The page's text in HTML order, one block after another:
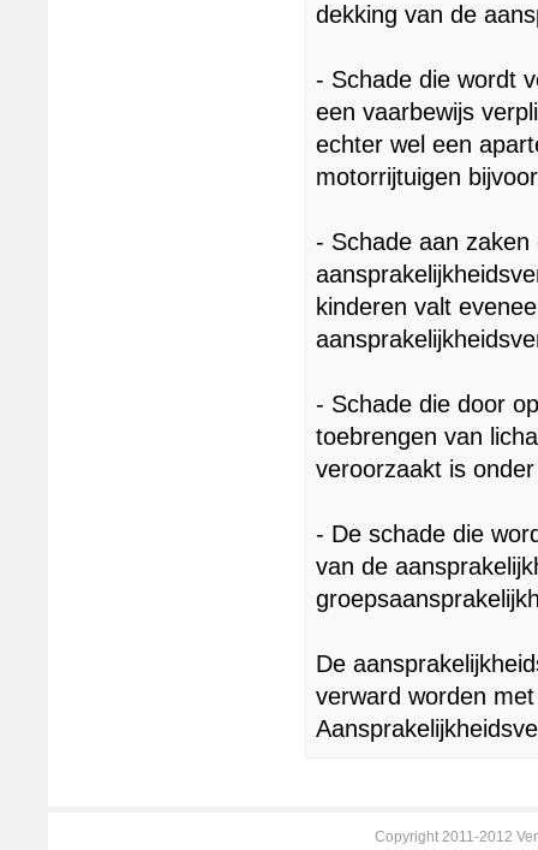
dekking van de
- Schade die wordt
een vaarbewijs
echter wel een
motorrijtuigen
- Schade aan
kinderen valt
- Schade die door
toebrengen van
veroorzaakt is
- De schade die
van de
De
verward worden
Copyright 2011-2012